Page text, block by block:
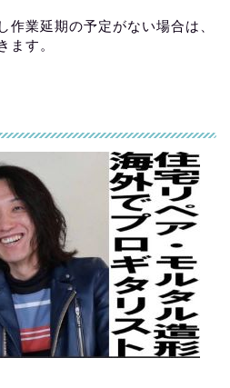
作業延期の予定がない場合は、
ます。